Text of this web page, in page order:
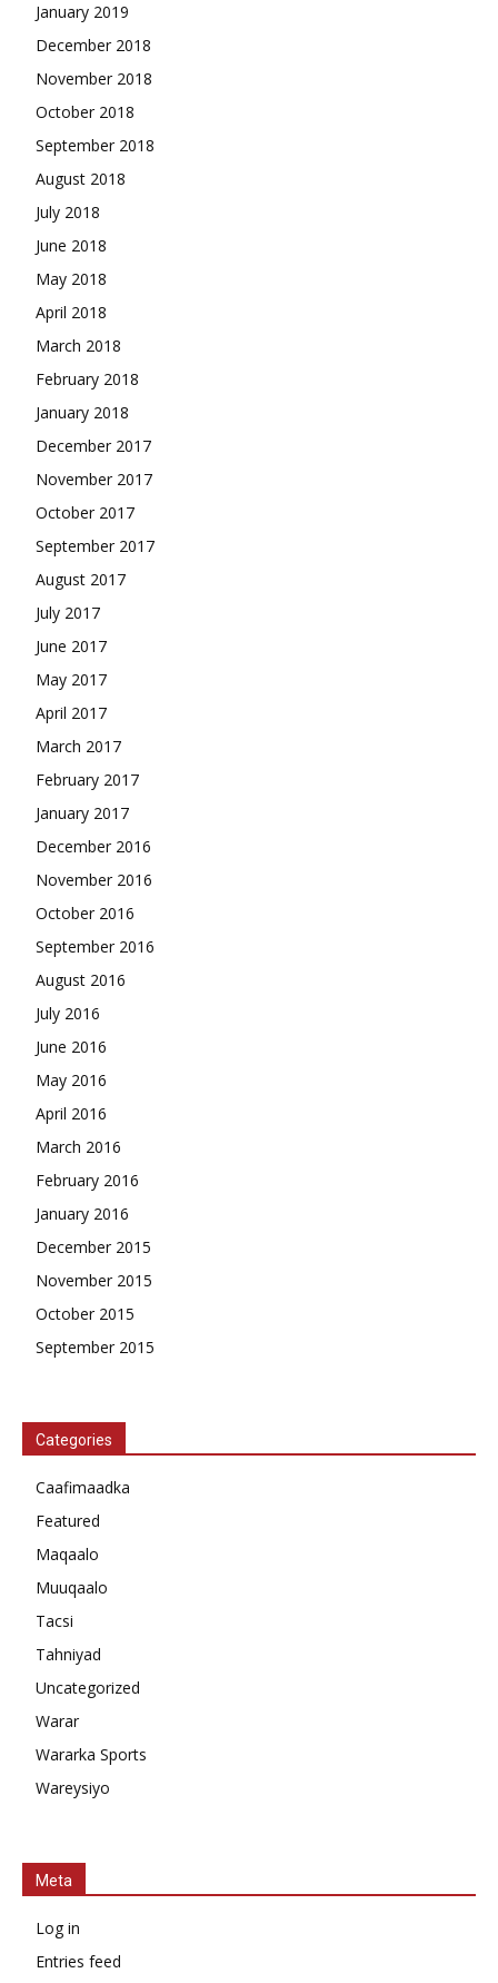
January 2019
December 2018
November 2018
October 2018
September 2018
August 2018
July 2018
June 2018
May 2018
April 2018
March 2018
February 2018
January 2018
December 2017
November 2017
October 2017
September 2017
August 2017
July 2017
June 2017
May 2017
April 2017
March 2017
February 2017
January 2017
December 2016
November 2016
October 2016
September 2016
August 2016
July 2016
June 2016
May 2016
April 2016
March 2016
February 2016
January 2016
December 2015
November 2015
October 2015
September 2015
Categories
Caafimaadka
Featured
Maqaalo
Muuqaalo
Tacsi
Tahniyad
Uncategorized
Warar
Wararka Sports
Wareysiyo
Meta
Log in
Entries feed